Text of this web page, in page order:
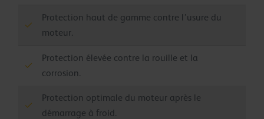
Protection haut de gamme contre l’usure du
moteur.
Protection élevée contre la rouille et la
corrosion.
Protection optimale du moteur après le
démarrage à froid.